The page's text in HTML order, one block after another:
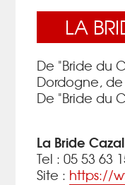
LA
De "Bride du
Dordogne,
De "Bride du
La Bride
Tel : 05 53 63
Site : https://